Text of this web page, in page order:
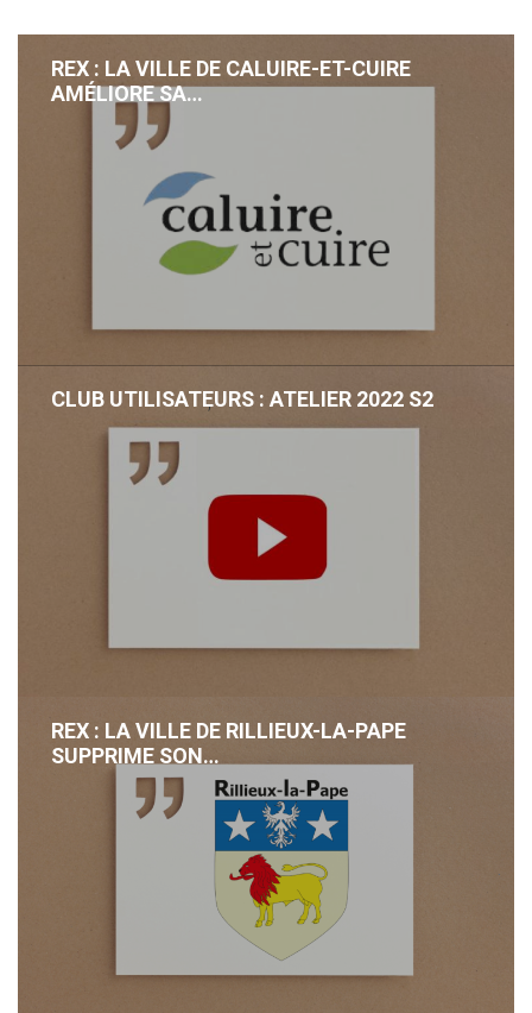
REX : LA VILLE DE CALUIRE-ET-CUIRE
AMÉLIORE SA…
,
CLUB UTILISATEURS : ATELIER 2022 S2
REX : LA VILLE DE RILLIEUX-LA-PAPE
SUPPRIME SON…